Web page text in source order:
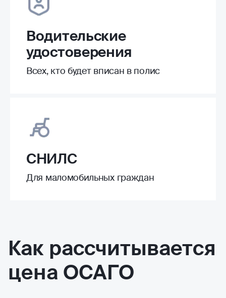
Водительские
удостоверения
Всех, кто будет вписан в полис
СНИЛС
Для маломобильных граждан
Как рассчитывается
цена ОСАГО